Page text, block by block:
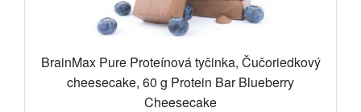
BrainMax Pure Proteínová tyčinka, Čučoriedkový
cheesecake, 60 g Protein Bar Blueberry
Cheesecake